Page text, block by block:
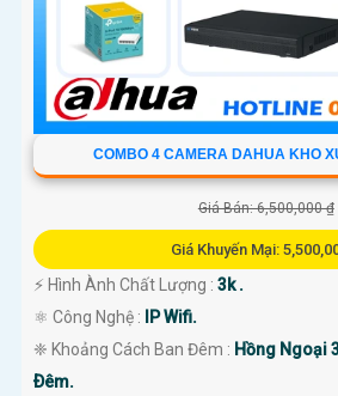
COMBO 4 CAMERA DAHUA KHO
Giá Bán: 6,500,000 ₫
Giá Khuyến Mại:
️⚡ Hình Ành Chất Lượng : 3k .
⚛️ Công Nghệ : IP Wifi.
❈ Khoảng Cách Ban Đêm : Hồng Ngoại
Ðêm.